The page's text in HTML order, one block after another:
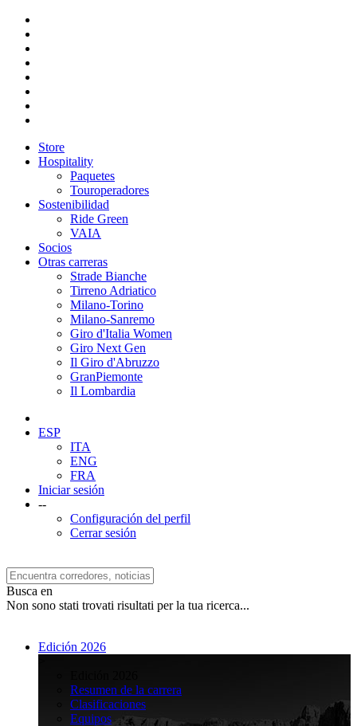
Store
Hospitality
Paquetes
Touroperadores
Sostenibilidad
Ride Green
VAIA
Socios
Otras carreras
Strade Bianche
Tirreno Adriatico
Milano-Torino
Milano-Sanremo
Giro d'Italia Women
Giro Next Gen
Il Giro d'Abruzzo
GranPiemonte
Il Lombardia
ESP
ITA
ENG
FRA
Iniciar sesión
--
Configuración del perfil
Cerrar sesión
Busca en
Non sono stati trovati risultati per la tua ricerca...
Edición 2026
Resumen de la carrera
Clasificaciones
Equipos